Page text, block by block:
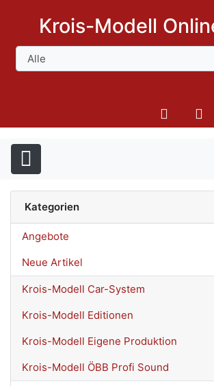
Krois-Modell
Kategorien
Angebote
Neue Artikel
Krois-Modell Car-System
Krois-Modell Editionen
Krois-Modell Eigene Produktion
Krois-Modell ÖBB Profi Sound